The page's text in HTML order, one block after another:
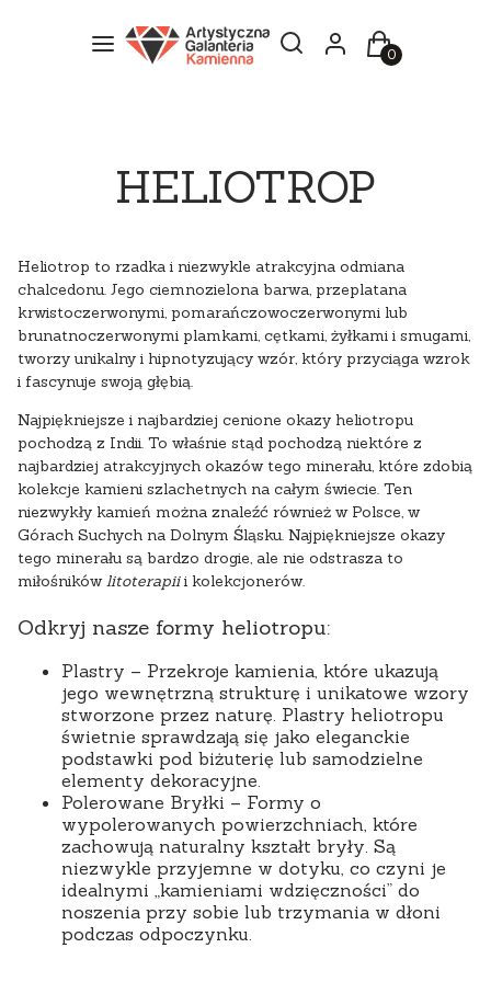
Menu Otwórz wyszukiwarkę
SzukajZaloguj sięKoszyk
HELIOTROP
Heliotrop to rzadka i niezwykle atrakcyjna odmiana
chalcedonu. Jego ciemnozielona barwa, przeplatana
krwistoczerwonymi, pomarańczowoczerwonymi lub
brunatnoczerwonymi plamkami, cętkami, żyłkami i smugami,
tworzy unikalny i hipnotyzujący wzór, który przyciąga wzrok
i fascynuje swoją głębią.
Najpiękniejsze i najbardziej cenione okazy heliotropu
pochodzą z Indii. To właśnie stąd pochodzą niektóre z
najbardziej atrakcyjnych okazów tego minerału, które zdobią
kolekcje kamieni szlachetnych na całym świecie. Ten
niezwykły kamień można znaleźć również w Polsce, w
Górach Suchych na Dolnym Śląsku. Najpiękniejsze okazy
tego minerału są bardzo drogie, ale nie odstrasza to
miłośnikówlitoterapiii kolekcjonerów.
Odkryj nasze formy heliotropu:
Plastry – Przekroje kamienia, które ukazują
jego wewnętrzną strukturę i unikatowe wzory
stworzone przez naturę. Plastry heliotropu
świetnie sprawdzają się jako eleganckie
podstawki pod biżuterię lub samodzielne
elementy dekoracyjne.
Polerowane Bryłki – Formy o
wypolerowanych powierzchniach, które
zachowują naturalny kształt bryły. Są
niezwykle przyjemne w dotyku, co czyni je
idealnymi „kamieniami wdzięczności” do
noszenia przy sobie lub trzymania w dłoni
podczas odpoczynku.